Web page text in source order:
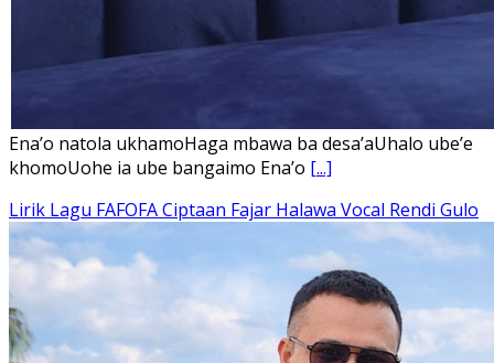
Ena’o natola ukhamoHaga mbawa ba desa’aUhalo ube’e
khomoUohe ia ube bangaimo Ena’o [...]
Lirik Lagu FAFOFA Ciptaan Fajar Halawa Vocal Rendi Gulo